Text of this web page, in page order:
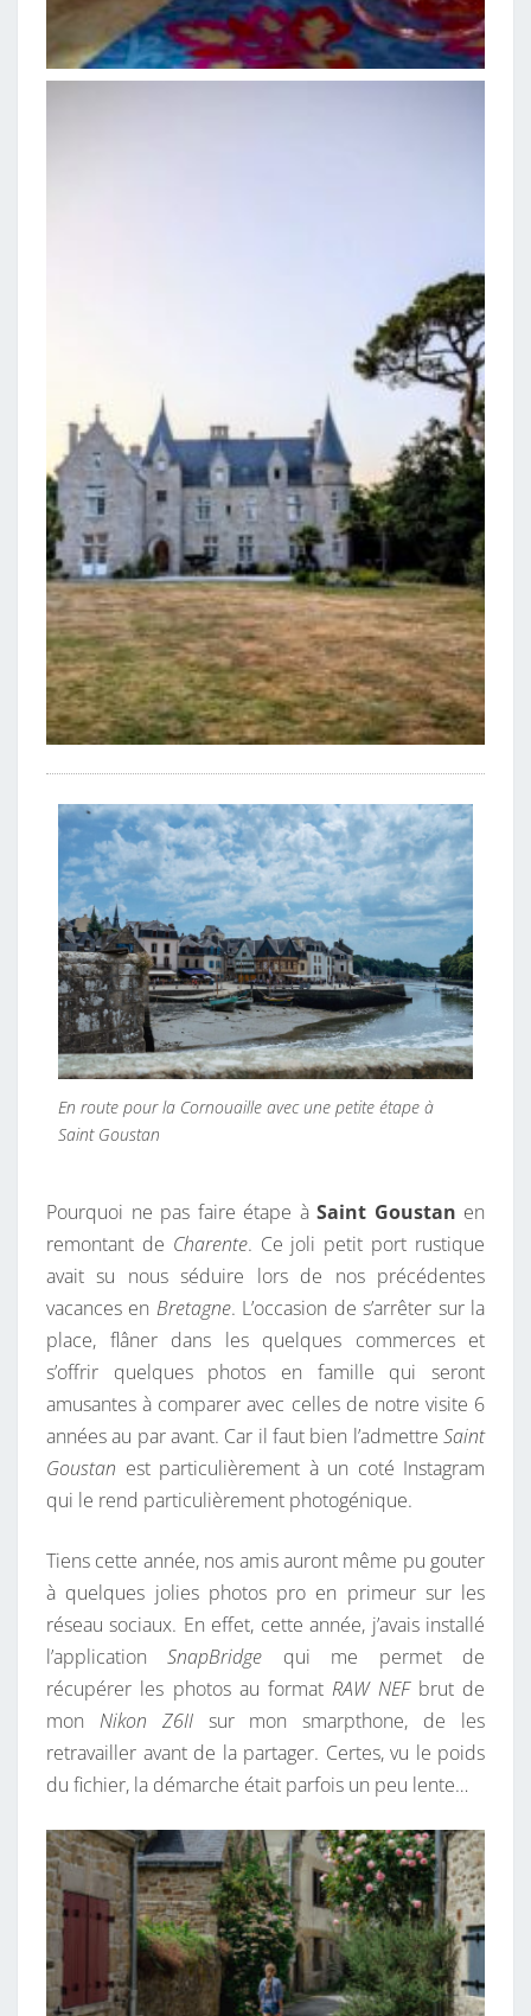
En route pour la Cornouaille avec une petite étape à
Saint Goustan
Pourquoi ne pas faire étape à Saint Goustan en
remontant de Charente. Ce joli petit port rustique
avait su nous séduire lors de nos précédentes
vacances en Bretagne. L’occasion de s’arrêter sur la
place, flâner dans les quelques commerces et
s’offrir quelques photos en famille qui seront
amusantes à comparer avec celles de notre visite 6
années au par avant. Car il faut bien l’admettre Saint
Goustan est particulièrement à un coté Instagram
qui le rend particulièrement photogénique.
Tiens cette année, nos amis auront même pu gouter
à quelques jolies photos pro en primeur sur les
réseau sociaux. En effet, cette année, j’avais installé
l’applicationSnapBridge qui me permet de
récupérer les photos au formatRAW NEFbrut de
mon Nikon Z6IIsur mon smarpthone, de les
retravailler avant de la partager. Certes, vu le poids
du fichier, la démarche était parfois un peu lente…